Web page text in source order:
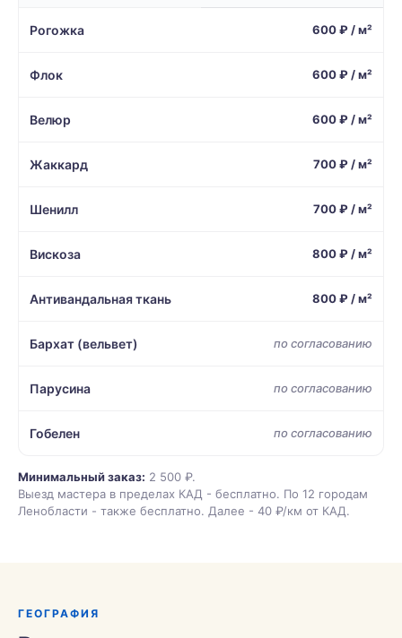
Рогожка 600 ₽ / м²
Флок 600 ₽ / м²
Велюр 600 ₽ / м²
Жаккард 700 ₽ / м²
Шенилл 700 ₽ / м²
Вискоза 800 ₽ / м²
Антивандальная ткань 800 ₽ / м²
Бархат (вельвет) по согласованию
Парусина по согласованию
Гобелен по согласованию
Минимальный заказ: 2 500 ₽.
Выезд мастера в пределах КАД - бесплатно. По 12 городам
Ленобласти - также бесплатно. Далее - 40 ₽/км от КАД.
ГЕОГРАФИЯ